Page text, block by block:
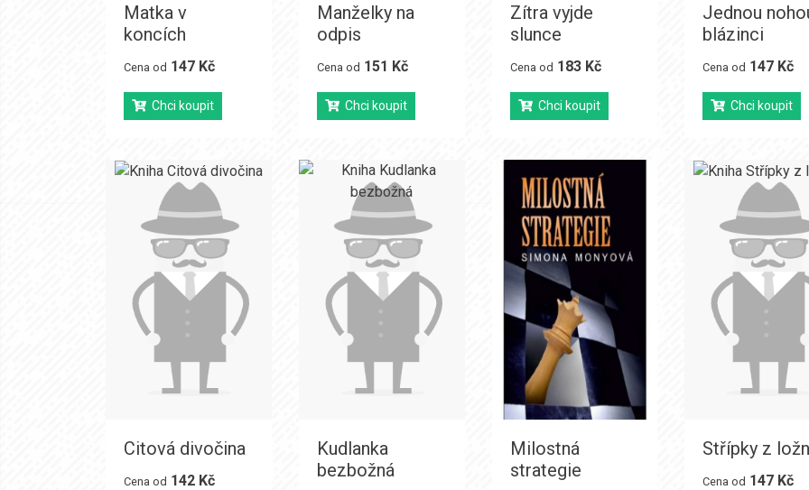
Matka v
koncích
Cena od 147 Kč
Chci koupit
Manželky na
odpis
Cena od 151 Kč
Chci koupit
Zítra vyjde
slunce
Cena od 183 Kč
Chci koupit
Jednou
blázinci
Cena od 147 Kč
Chci koupit
Citová divočina
Cena od 142 Kč
Kudlanka
bezbožná
Milostná
strategie
Střípky z
Cena od 147 Kč